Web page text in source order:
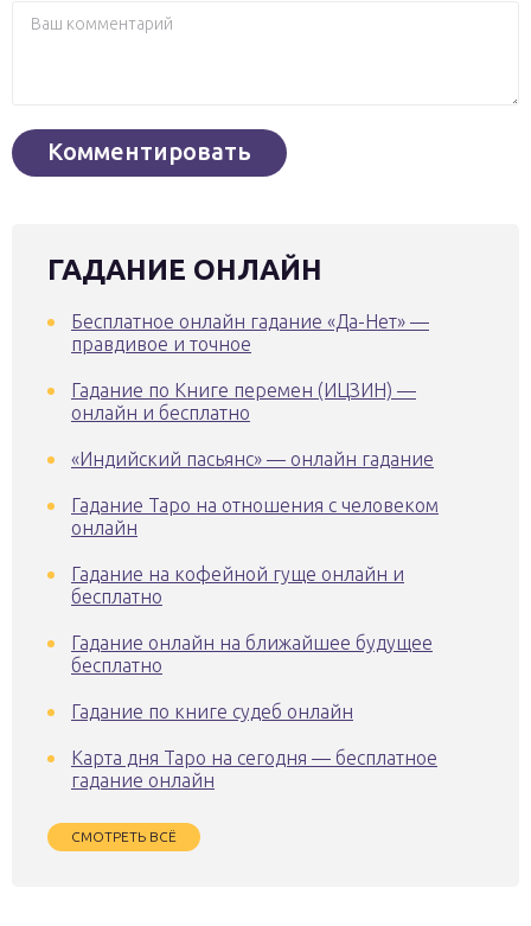
ГАДАНИЕ ОНЛАЙН
Бесплатное онлайн гадание «Да-Нет» —
правдивое и точное
Гадание по Книге перемен (ИЦЗИН) —
онлайн и бесплатно
«Индийский пасьянс» — онлайн гадание
Гадание Таро на отношения с человеком
онлайн
Гадание на кофейной гуще онлайн и
бесплатно
Гадание онлайн на ближайшее будущее
бесплатно
Гадание по книге судеб онлайн
Карта дня Таро на сегодня — бесплатное
гадание онлайн
СМОТРЕТЬ ВСЁ